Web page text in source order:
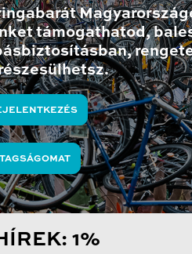
támogathatod,
1%